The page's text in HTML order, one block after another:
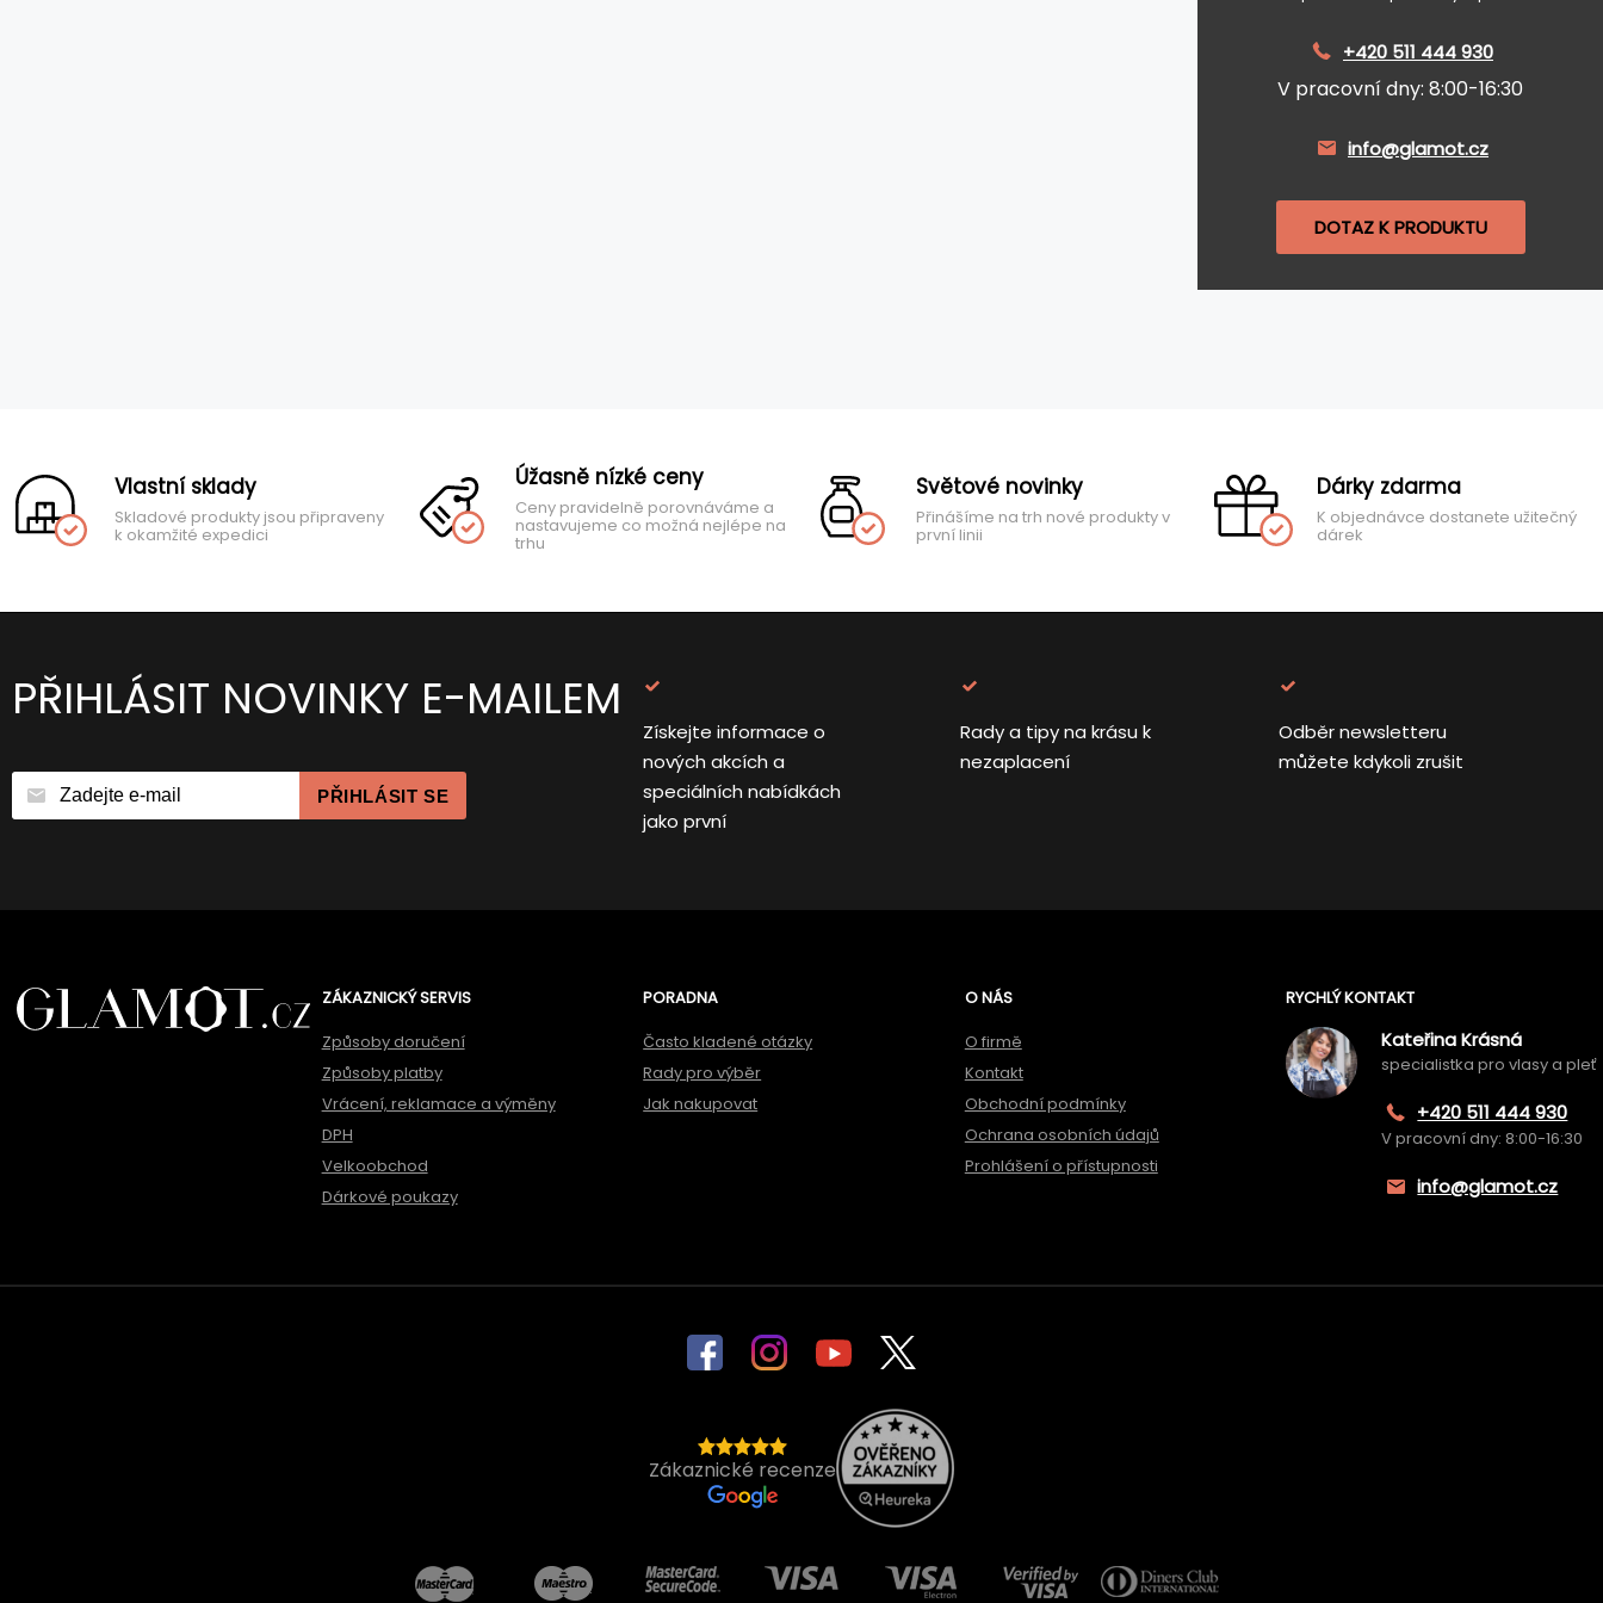
+420 511 444 930
V pracovní dny: 8:00-16:30
info@glamot.cz
DOTAZ K PRODUKTU
Vlastní sklady
Skladové produkty jsou připraveny
k okamžité expedici
Úžasně nízké ceny
Ceny pravidelně porovnáváme a
nastavujeme co možná nejlépe na
trhu
Světové novinky
Přinášíme na trh nové produkty v
první linii
Dárky zdarma
K objednávce dostanete užitečný
dárek
PŘIHLÁSIT NOVINKY E-MAILEM
PŘIHLÁSIT SE
Získejte informace o
nových akcích a
speciálních nabídkách
jako první
Rady a tipy na krásu k
nezaplacení
Odběr newsletteru
můžete kdykoli zrušit
ZÁKAZNICKÝ SERVIS
Způsoby doručení
Způsoby platby
Vrácení, reklamace a výměny
DPH
Velkoobchod
Dárkové poukazy
PORADNA
Často kladené otázky
Rady pro výběr
Jak nakupovat
O NÁS
O firmě
Kontakt
Obchodní podmínky
Ochrana osobních údajů
Prohlášení o přístupnosti
RYCHLÝ KONTAKT
Kateřina Krásná
specialistka pro vlasy a pleť
+420 511 444 930
V pracovní dny: 8:00-16:30
info@glamot.cz
Zákaznické recenze